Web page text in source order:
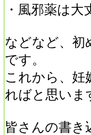
・風邪薬は大
などなど、初
です。
これから、妊
ればと思いま
皆さんの書き